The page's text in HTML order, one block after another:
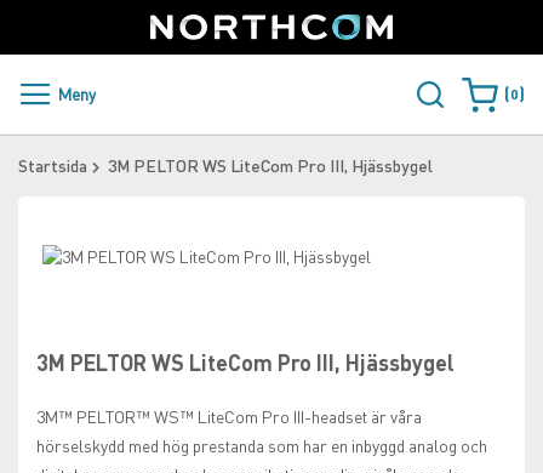
to
Content
Sweden
PRODUKTER OCH LÖSNINGAR
ÅTERFÖRSÄLJARE
Meny Varukorgen
0
Startsida 3M PELTOR WS LiteCom Pro III, Hjässbygel
3M PELTOR WS LiteCom Pro III, Hjässbygel
3M™ PELTOR™ WS™ LiteCom Pro III-headset är våra
hörselskydd med hög prestanda som har en inbyggd analog och
Skip
of
the
gallery
beginning
of
images
gallery